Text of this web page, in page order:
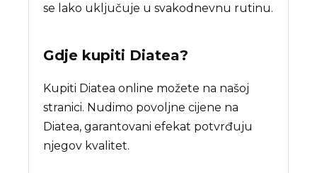
se lako uključuje u svakodnevnu rutinu.
Gdje kupiti Diatea?
Kupiti Diatea online možete na našoj
stranici. Nudimo povoljne cijene na
Diatea, garantovani efekat potvrđuju
njegov kvalitet.